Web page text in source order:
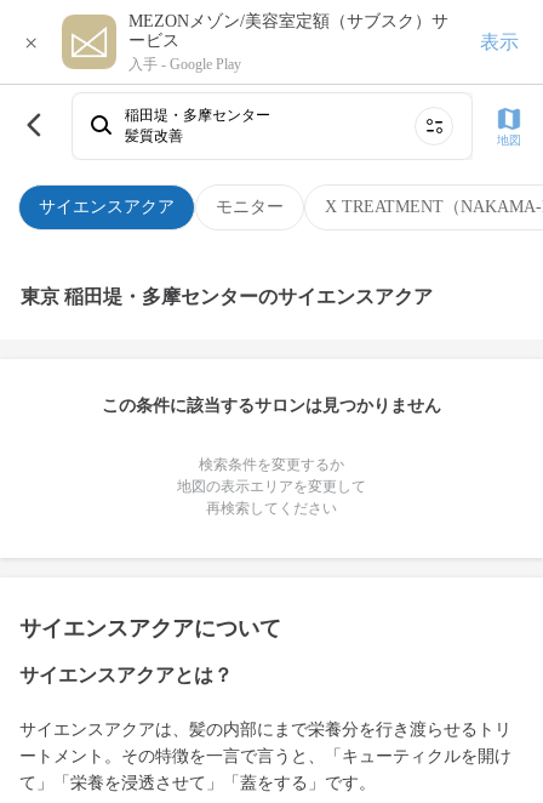
×
MEZONメゾン/美容室定額（サブスク）サ
ービス
入手 - Google Play
表示
サイエンスアクア モニター X TREATMENT（
稲田堤・多摩センター
髪質改善
地図
東京 稲田堤・多摩センターのサイエンスアクア
この条件に該当するサロンは見つかりません
検索条件を変更するか
地図の表示エリアを変更して
再検索してください
サイエンスアクアについて
サイエンスアクアとは？
サイエンスアクアは、髪の内部にまで栄養分を行き渡らせるトリ
ートメント。その特徴を一言で言うと、「キューティクルを開け
て」「栄養を浸透させて」「蓋をする」です。